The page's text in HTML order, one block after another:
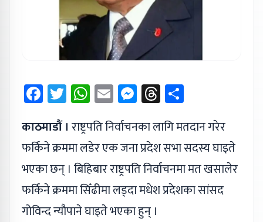
Facebook
Twitter
WhatsApp
EmailMessenger
Threads
काठमाडौं । राष्ट्रपति निर्वाचनका लागि मतदान गरेर
फर्किने क्रममा लडेर एक जना प्रदेश सभा सदस्य घाइते
भएका छन् । बिहिबार राष्ट्रपति निर्वाचनमा मत खसालेर
फर्किने क्रममा सिँढीमा लड्दा मधेश प्रदेशका सांसद
गोविन्द न्यौपाने घाइते भएका हुन् ।